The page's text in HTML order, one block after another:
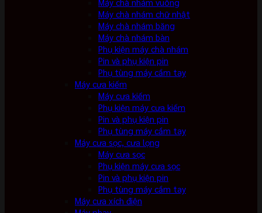
Máy chà nhám vuông
Máy chà nhám chữ nhật
Máy chà nhám băng
Máy chà nhám bàn
Phụ kiện máy chà nhám
Pin và phụ kiện pin
Phụ tùng máy cầm tay
Máy cưa kiếm
Máy cưa kiếm
Phụ kiện máy cưa kiếm
Pin và phụ kiện pin
Phụ tùng máy cầm tay
Máy cưa sọc, cưa lọng
Máy cưa sọc
Phụ kiện máy cưa sọc
Pin và phụ kiện pin
Phụ tùng máy cầm tay
Máy cưa xích điện